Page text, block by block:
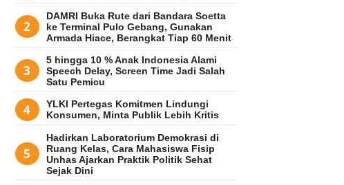
DAMRI Buka Rute dari Bandara Soetta
ke Terminal Pulo Gebang, Gunakan
Armada Hiace, Berangkat Tiap 60 Menit
5 hingga 10 % Anak Indonesia Alami
Speech Delay, Screen Time Jadi Salah
Satu Pemicu
YLKI Pertegas Komitmen Lindungi
Konsumen, Minta Publik Lebih Kritis
Hadirkan Laboratorium Demokrasi di
Ruang Kelas, Cara Mahasiswa Fisip
Unhas Ajarkan Praktik Politik Sehat
Sejak Dini